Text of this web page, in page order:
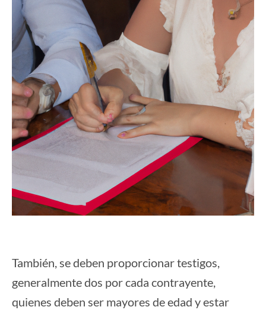
También, se deben proporcionar testigos,
generalmente dos por cada contrayente,
quienes deben ser mayores de edad y estar